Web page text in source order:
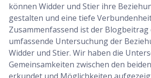
können Widder und Stier ihre
gestalten und eine tiefe
Zusammenfassend ist der Blogbeitrag
umfassende Untersuchung der
Widder und Stier. Wir haben die
Gemeinsamkeiten zwischen den